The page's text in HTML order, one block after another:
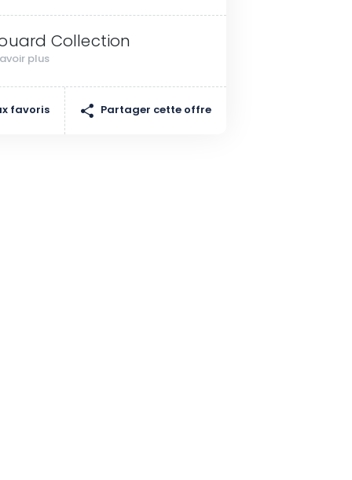
Collection
plus
favoris Partager cette offre